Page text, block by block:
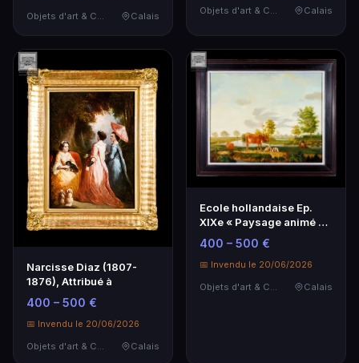
Calais Calais
Narcisse Diaz (1807-
1876), Attribué à
400 – 500 €
📅 Invendu le 20/06/2026
Calais
Ecole hollandaise Ep.
XIXe « Paysage animé de
vaches et d'un…
400 – 500 €
📅 Invendu le 20/06/2026
Objets d'art & Curiosités
Calais